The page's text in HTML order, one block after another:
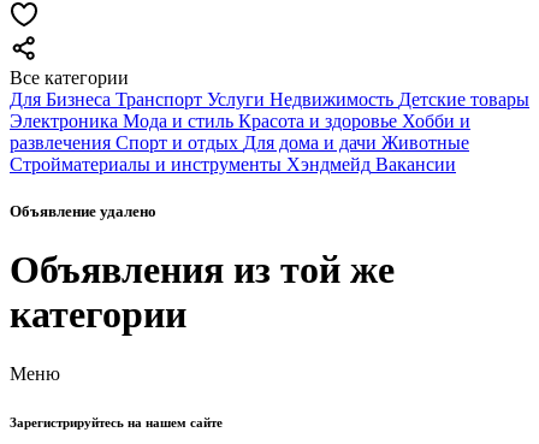
Все категории
Для Бизнеса Транспорт Услуги Недвижимость Детские товары
Электроника Мода и стиль Красота и здоровье Хобби и
развлечения Спорт и отдых Для дома и дачи Животные
Стройматериалы и инструменты Хэндмейд Вакансии
Объявление удалено
Объявления из той же
категории
Меню
Зарегистрируйтесь на нашем сайте